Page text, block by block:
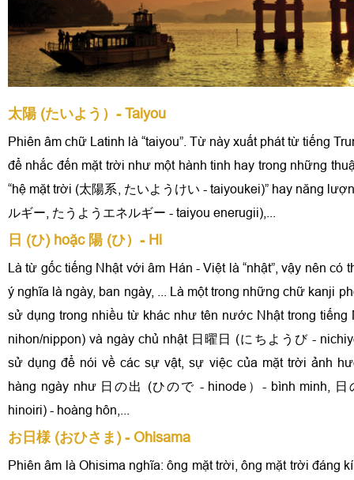
太陽 (たいよう）- Taiyou
Phiên âm chữ Latinh là “taiyou”. Từ này xuất phát từ tiếng
để nhắc đến mặt trời như một hành tinh hay trong những
“hệ mặt trời (太陽系, たいようけい - taiyoukei)” hay năng
ルギー, たうようエネルギー - taiyou enerugii),...
日 (ひ) hoặc 陽 (ひ）- Hi
Là từ gốc tiếng Nhật với âm Hán - Việt là “nhật”, vậy nên có
ý nghĩa là ngày, ban ngày, ... Là một trong những chữ kanji
sử dụng trong nhiều từ khác như tên nước Nhật trong tiếng
nihon/nippon) và ngày chủ nhật 日曜日 (にちようび -
sử dụng để nói về các sự vật, sự việc của mặt trời ảnh
hàng ngày như 日の出 (ひので - hinode）- bình minh,
hinoiri) - hoàng hôn,...
お日様 (おひさま) - Ohisama
Phiên âm là Ohisima nghĩa: ông mặt trời, ông mặt trời đáng